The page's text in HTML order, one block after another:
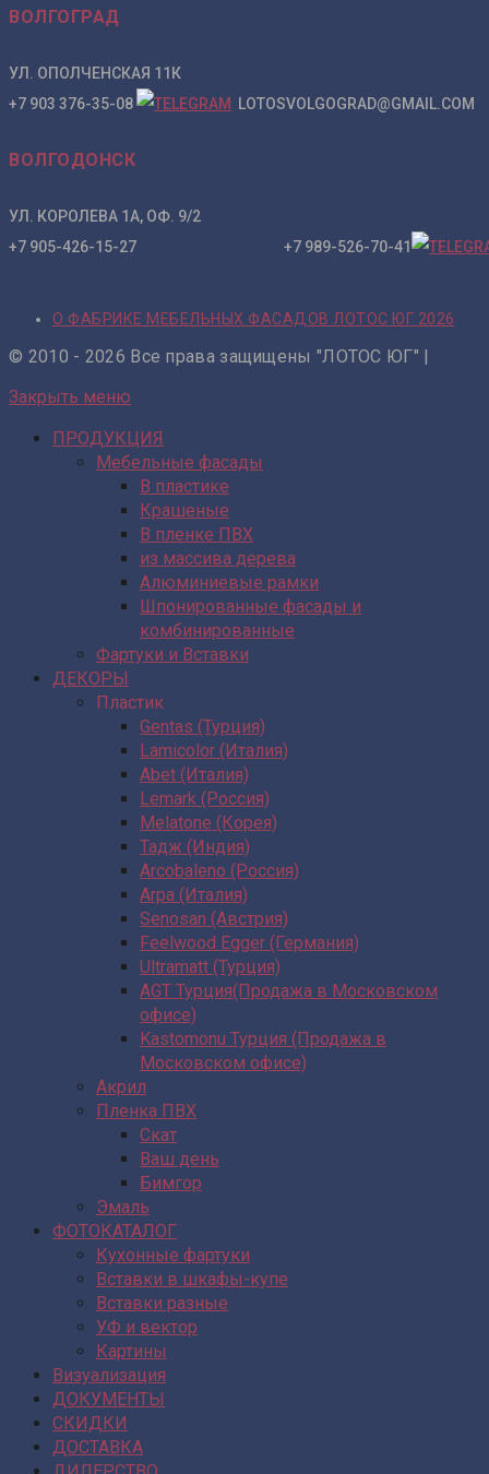
ВОЛГОГРАД
УЛ. ОПОЛЧЕНСКАЯ 11К
+7 903 376-35-08
LOTOSVOLGOGRAD@GMAIL.COM
ВОЛГОДОНСК
УЛ. КОРОЛЕВА 1А, ОФ. 9/2
+7 905-426-15-27 +7 989-526-70-41
О ФАБРИКЕ МЕБЕЛЬНЫХ ФАСАДОВ ЛОТОС ЮГ 2026
© 2010 - 2026 Все права защищены "ЛОТОС ЮГ" |
Закрыть меню
ПРОДУКЦИЯ
Мебельные фасады
В пластике
Крашеные
В пленке ПВХ
из массива дерева
Алюминиевые рамки
Шпонированные фасады и
комбинированные
Фартуки и Вставки
ДЕКОРЫ
Пластик
Gentas (Турция)
Lamicolor (Италия)
Abet (Италия)
Lemark (Россия)
Melatone (Корея)
Тадж (Индия)
Arcobaleno (Россия)
Arpa (Италия)
Senosan (Австрия)
Feelwood Egger (Германия)
Ultramatt (Турция)
AGT Турция(Продажа в Московском
офисе)
Kastomonu Турция (Продажа в
Московском офисе)
Акрил
Пленка ПВХ
Скат
Ваш день
Бимгор
Эмаль
ФОТОКАТАЛОГ
Кухонные фартуки
Вставки в шкафы-купе
Вставки разные
УФ и вектор
Картины
Визуализация
ДОКУМЕНТЫ
СКИДКИ
ДОСТАВКА